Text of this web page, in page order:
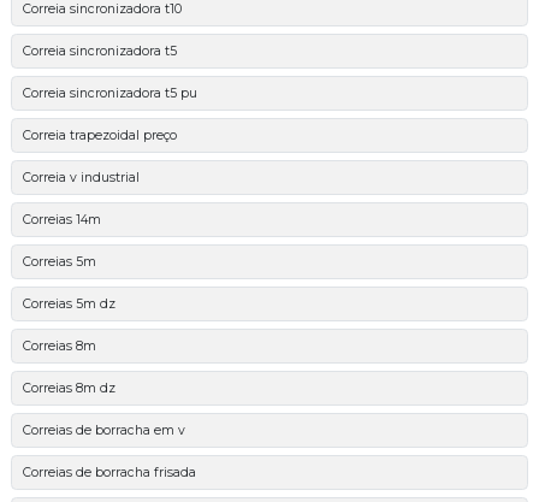
Correia sincronizadora t10
Correia sincronizadora t5
Correia sincronizadora t5 pu
Correia trapezoidal preço
Correia v industrial
Correias 14m
Correias 5m
Correias 5m dz
Correias 8m
Correias 8m dz
Correias de borracha em v
Correias de borracha frisada